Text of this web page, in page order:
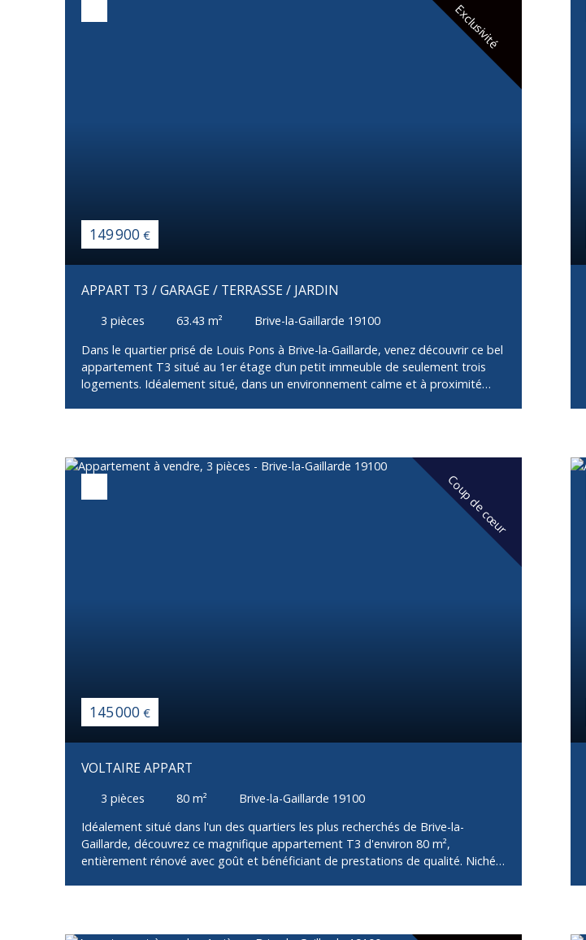
149 900 €
Exclusivité
APPART T3 / GARAGE / TERRASSE / JARDIN
3 pièces 63.43 m²
Brive-la-Gaillarde 19100
Dans le quartier prisé de Louis Pons à Brive-la-Gaillarde, venez découvrir ce bel
appartement T3 situé au 1er étage d’un petit immeuble de seulement trois
logements. Idéalement situé, dans un environnement calme et à proximité
travaux n’est à prévoir. Côté extérieurs, vous bénéficierez de plusieurs atouts
rares : Une terrasse agréable pour vos moments de détente,Un jardin privatif,
parfait pour profiter de l’extérieur,Un garage, pratique pour le stationnement
résidence principale ou un investissement locatif, dans un secteur recherché de
145 000 €
Coup de cœur
VOLTAIRE APPART
3 pièces 80 m²
Brive-la-Gaillarde 19100
Idéalement situé dans l'un des quartiers les plus recherchés de Brive-la-
Gaillarde, découvrez ce magnifique appartement T3 d'environ 80 m²,
entièrement rénové avec goût et bénéficiant de prestations de qualité. Niché